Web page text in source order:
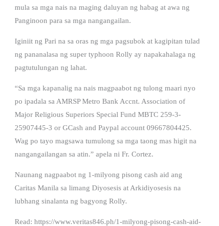
mula sa mga nais na maging daluyan ng habag at awa ng
Panginoon para sa mga nangangailan.
Iginiit ng Pari na sa oras ng mga pagsubok at kagipitan tulad
ng pananalasa ng super typhoon Rolly ay napakahalaga ng
pagtutulungan ng lahat.
“Sa mga kapanalig na nais magpaabot ng tulong maari nyo
po ipadala sa AMRSP Metro Bank Accnt. Association of
Major Religious Superiors Special Fund MBTC 259-3-
25907445-3 or GCash and Paypal account 09667804425.
Wag po tayo magsawa tumulong sa mga taong mas higit na
nangangailangan sa atin.” apela ni Fr. Cortez.
Naunang nagpaabot ng 1-milyong pisong cash aid ang
Caritas Manila sa limang Diyosesis at Arkidiyosesis na
lubhang sinalanta ng bagyong Rolly.
Read: https://www.veritas846.ph/1-milyong-pisong-cash-aid-